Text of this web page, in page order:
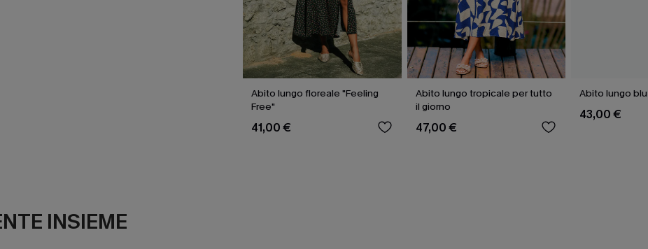
Abito lungo floreale "Feeling
Free"
41,00 €
Abito lungo tropicale per tutto
il giorno
47,00 €
Abito lungo
43,00 €
INSIEME